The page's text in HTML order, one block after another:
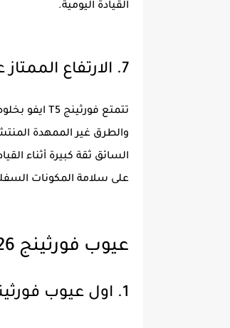
القيادة اليومية.
7. الارتفاع الممتاز عن الأرض (19 سم)
والطرق غير الممهدة
السائق ثقة كبيرة أثناء
على سلامة المكونات
عيوب فورثينج T5 EVO 2026
1. اول عيوب فورثينج T5 ايفو 2026 تمايل البدن Body Roll عند المناورات